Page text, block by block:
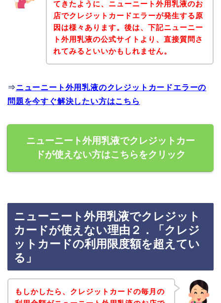
てきたように、ニューニート外用乳液のお
店でクレジットカードエラーが発生する原
因は様々あります。後は、下記ニューニー
ト外用乳液の公式サイトより、直接質問さ
れてみるといいかもしれません。
⇒ニューニート外用乳液のクレジットカードエラーの
問題を今すぐ解決したい方はこちら
ニューニート外用乳液でクレジットカー
ドが使えない方はこちらをクリック
ニューニート外用乳液でクレジット
カードが使えない理由２．「クレジ
ットカードの利用限度額を超えてい
る」
もしかしたら、クレジットカードの毎月の